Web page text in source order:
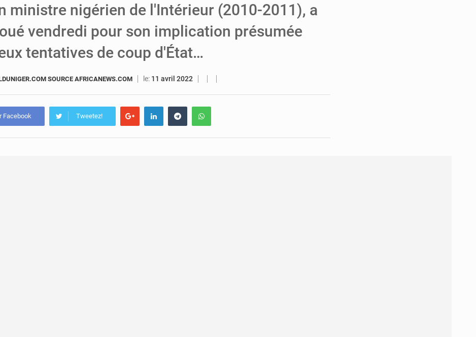
ministre nigérien de l'Intérieur (2010-2011), a
vendredi pour son implication présumée
tentatives de coup d'État…
SOURCE AFRICANEWS.COM le: 11 avril 2022
Facebook Tweetez!